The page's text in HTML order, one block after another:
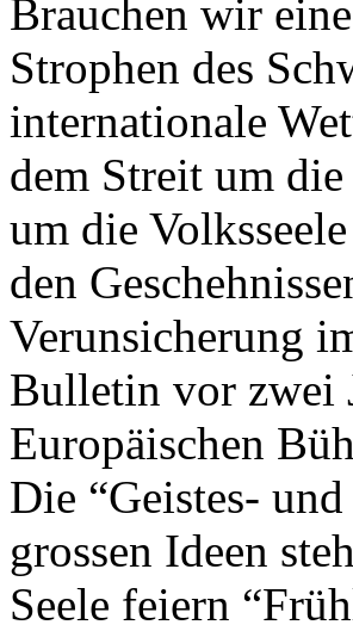
Brauchen wir
Strophen des
internationale
dem Streit um
um die
den
Verunsicherung
Bulletin vor zwei
Europäischen
Die “Geistes-
grossen Ideen
Seele feiern